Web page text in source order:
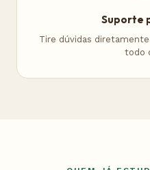
Suporte
Tire dúvidas
todo